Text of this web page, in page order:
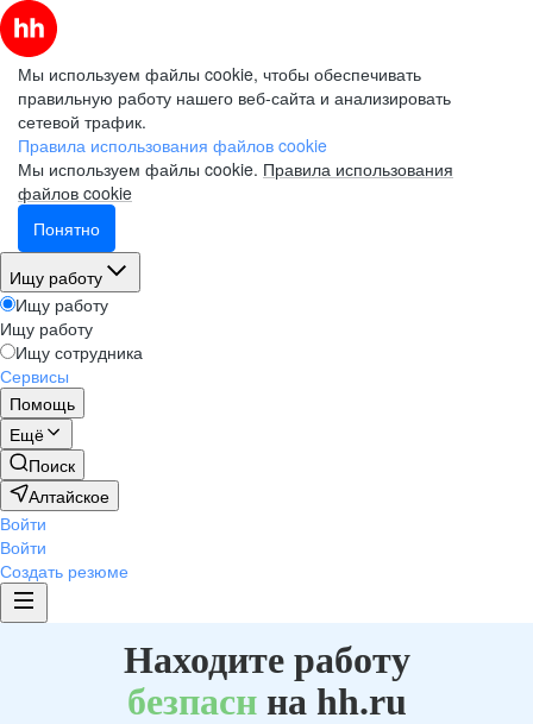
Мы используем файлы cookie, чтобы обеспечивать
правильную работу нашего веб-сайта и анализировать
сетевой трафик.
Правила использования файлов cookie
Мы используем файлы cookie. Правила использования
файлов cookie
Понятно
Ищу работу
Ищу работу
Ищу работу
Ищу сотрудника
Сервисы
Помощь
Ещё
Поиск
Алтайское
Войти
Войти
Создать резюме
Находите работу
безпаснна hh.ru